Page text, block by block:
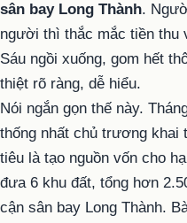
sân bay Long Thành.
người thì thắc mắc tiền thu
Sáu ngồi xuống, gom hết
thiệt rõ ràng, dễ hiểu.
Nói ngắn gọn thế này.
thống nhất chủ trương khai
tiêu là tạo nguồn vốn cho
đưa 6 khu đất, tổng hơn
cận sân bay Long Thành.